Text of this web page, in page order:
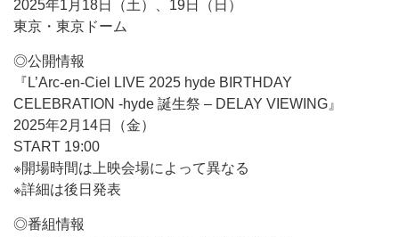
2025年1月18日（土）、19日（日）
東京・東京ドーム
◎公開情報
『L’Arc-en-Ciel LIVE 2025 hyde BIRTHDAY
CELEBRATION -hyde 誕生祭 – DELAY VIEWING』
2025年2月14日（金）
START 19:00
※開場時間は上映会場によって異なる
※詳細は後日発表
◎番組情報